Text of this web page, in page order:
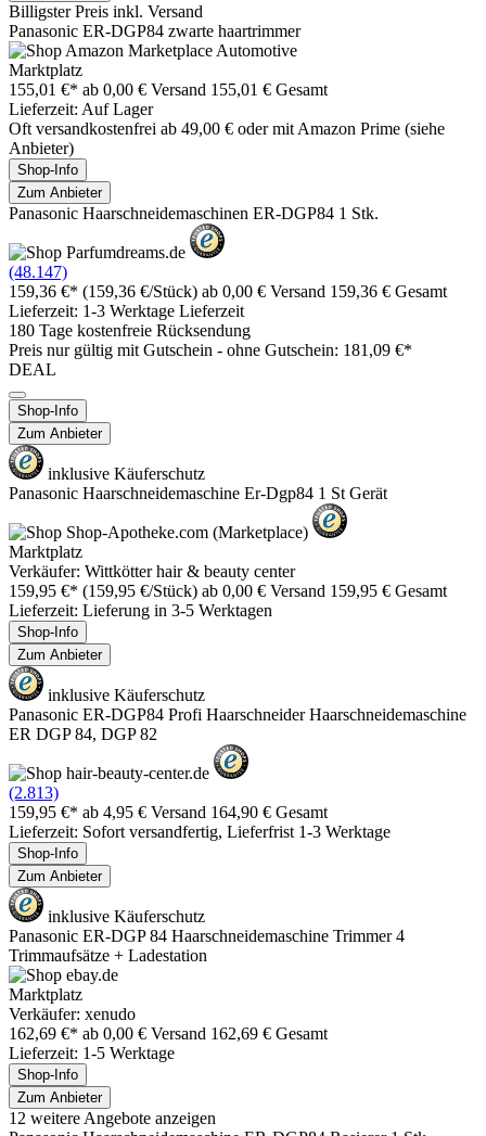
Billigster Preis inkl. Versand
Panasonic ER-DGP84 zwarte haartrimmer
Marktplatz
155,01 €* ab 0,00 € Versand 155,01 € Gesamt
Lieferzeit: Auf Lager
Oft versandkostenfrei ab 49,00 € oder mit Amazon Prime (siehe
Anbieter)
Shop-Info
Zum Anbieter
Panasonic Haarschneidemaschinen ER-DGP84 1 Stk.
(48.147)
159,36 €* (159,36 €/Stück) ab 0,00 € Versand 159,36 € Gesamt
Lieferzeit: 1-3 Werktage Lieferzeit
180 Tage kostenfreie Rücksendung
Preis nur gültig mit Gutschein - ohne Gutschein: 181,09 €*
DEAL
Shop-Info
Zum Anbieter
inklusive Käuferschutz
Panasonic Haarschneidemaschine Er-Dgp84 1 St Gerät
Marktplatz
Verkäufer: Wittkötter hair & beauty center
159,95 €* (159,95 €/Stück) ab 0,00 € Versand 159,95 € Gesamt
Lieferzeit: Lieferung in 3-5 Werktagen
Shop-Info
Zum Anbieter
inklusive Käuferschutz
Panasonic ER-DGP84 Profi Haarschneider Haarschneidemaschine
ER DGP 84, DGP 82
(2.813)
159,95 €* ab 4,95 € Versand 164,90 € Gesamt
Lieferzeit: Sofort versandfertig, Lieferfrist 1-3 Werktage
Shop-Info
Zum Anbieter
inklusive Käuferschutz
Panasonic ER-DGP 84 Haarschneidemaschine Trimmer 4
Trimmaufsätze + Ladestation
Marktplatz
Verkäufer: xenudo
162,69 €* ab 0,00 € Versand 162,69 € Gesamt
Lieferzeit: 1-5 Werktage
Shop-Info
Zum Anbieter
12 weitere Angebote anzeigen